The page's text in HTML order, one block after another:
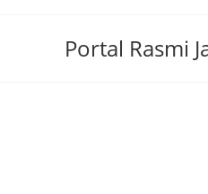
Portal Rasmi